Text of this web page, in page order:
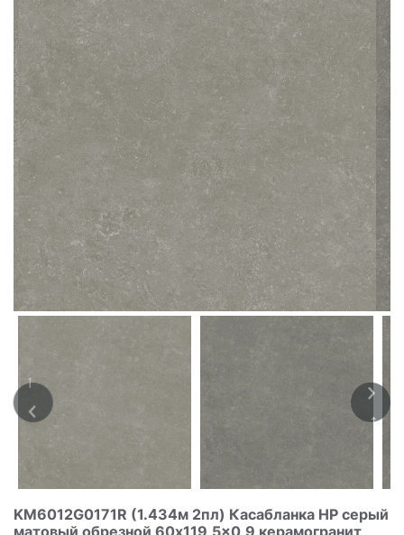
KM6012G0171R (1.434м 2пл) Касабланка HP серый